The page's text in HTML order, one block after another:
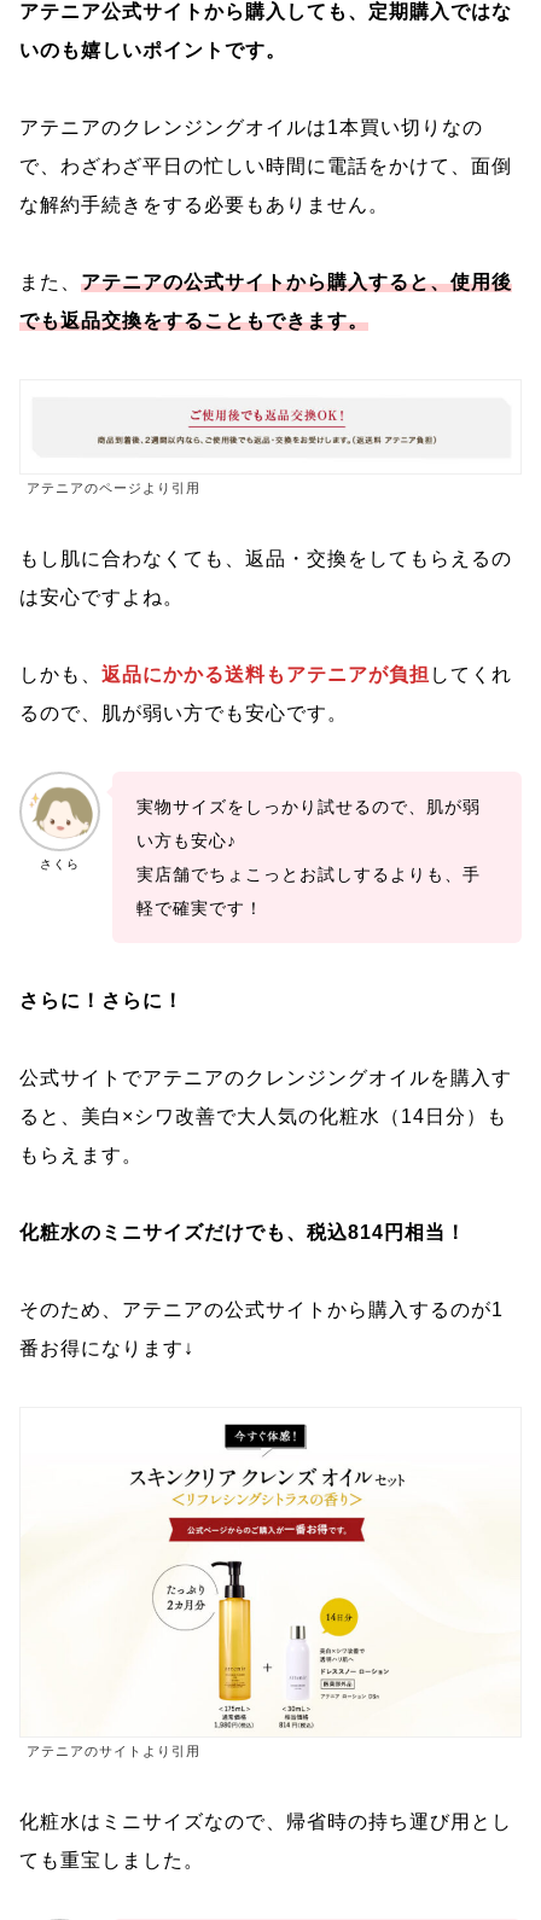
アテニア公式サイトから購入しても、定期購入ではな
いのも嬉しいポイントです。
アテニアのクレンジングオイルは1本買い切りなの
で、わざわざ平日の忙しい時間に電話をかけて、面倒
な解約手続きをする必要もありません。
また、 アテニアの公式サイトから購入すると、使用後
でも返品交換をすることもできます。
アテニアのページより引用
もし肌に合わなくても、返品・交換をしてもらえるの
は安心ですよね。
しかも、 返品にかかる送料もアテニアが負担 してくれ
るので、肌が弱い方でも安心です。
さくら
実物サイズをしっかり試せるので、肌が弱
い方も安心♪
実店舗でちょこっとお試しするよりも、手
軽で確実です！
さらに！さらに！
公式サイトでアテニアのクレンジングオイルを購入す
ると、美白×シワ改善で大人気の化粧水（14日分）も
もらえます。
化粧水のミニサイズだけでも、税込814円相当！
そのため、アテニアの公式サイトから購入するのが1
番お得になります↓
アテニアのサイトより引用
化粧水はミニサイズなので、帰省時の持ち運び用とし
ても重宝しました。